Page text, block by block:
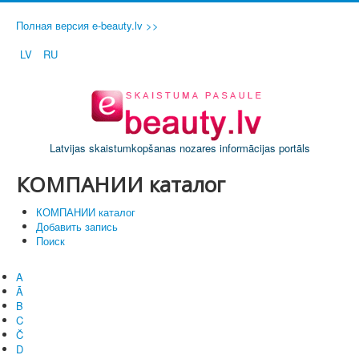
Полная версия e-beauty.lv >>
LV
RU
Latvijas skaistumkopšanas nozares informācijas portāls
КОМПАНИИ каталог
КОМПАНИИ каталог
Добавить запись
Поиск
A
Ā
B
C
Č
D